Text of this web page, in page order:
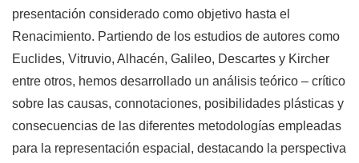
presentación considerado como objetivo hasta el
Renacimiento. Partiendo de los estudios de autores como
Euclides, Vitruvio, Alhacén, Galileo, Descartes y Kircher
entre otros, hemos desarrollado un análisis teórico – crítico
sobre las causas, connotaciones, posibilidades plásticas y
consecuencias de las diferentes metodologías empleadas
para la representación espacial, destacando la perspectiva